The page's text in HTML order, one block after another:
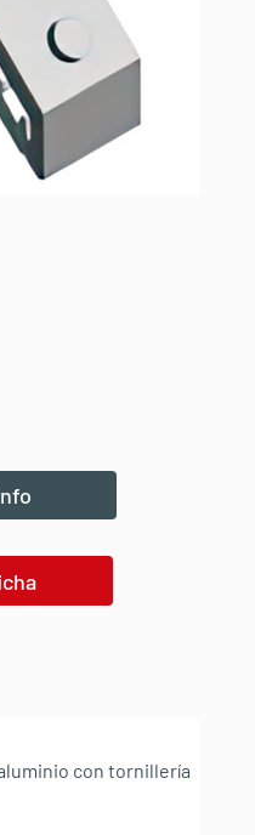
con tornillería